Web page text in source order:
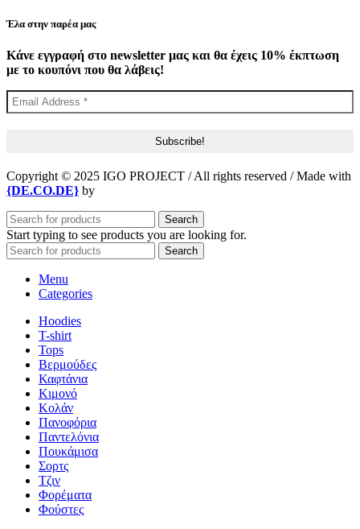
Έλα στην παρέα μας
Κάνε εγγραφή στο newsletter μας και θα έχεις 10% έκπτωση
με το κουπόνι που θα λάβεις!
Copyright © 2025 IGO PROJECT / All rights reserved / Made with
{DE.CO.DE} by
Search
Start typing to see products you are looking for.
Search
Menu
Categories
Hoodies
T-shirt
Tops
Βερμούδες
Καφτάνια
Κιμονό
Κολάν
Πανοφόρια
Παντελόνια
Πουκάμισα
Σορτς
Τζιν
Φορέματα
Φούστες